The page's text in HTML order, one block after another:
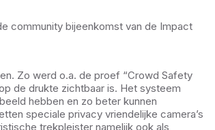
community bijeenkomst van de Impact
Zo werd o.a. de proef “Crowd Safety
de drukte zichtbaar is. Het systeem
hebben en zo beter kunnen
speciale privacy vriendelijke camera’s
trekpleister namelijk ook als